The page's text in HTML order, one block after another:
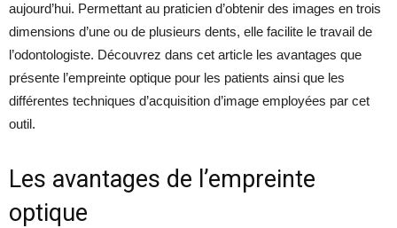
aujourd’hui. Permettant au praticien d’obtenir des images en trois
dimensions d’une ou de plusieurs dents, elle facilite le travail de
l’odontologiste. Découvrez dans cet article les avantages que
présente l’empreinte optique pour les patients ainsi que les
différentes techniques d’acquisition d’image employées par cet
outil.
Les avantages de l’empreinte
optique